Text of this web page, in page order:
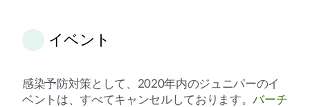
イベント
感染予防対策として、2020年内のジュニパーのイ
ベントは、すべてキャンセルしております。バーチ